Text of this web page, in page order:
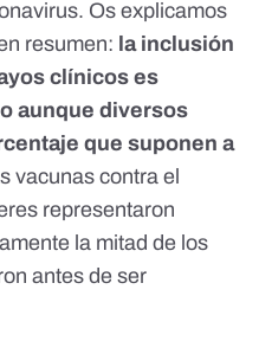
Os explicamos
resumen: la inclusión
clínicos es
aunque diversos
que suponen a
vacunas contra el
representaron
la mitad de los
antes de ser